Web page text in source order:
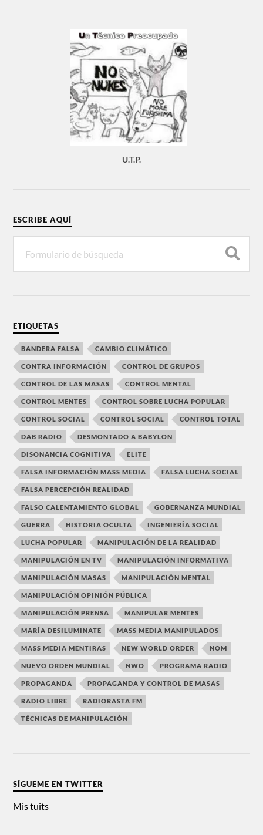
U.T.P.
ESCRIBE AQUÍ
ETIQUETAS
BANDERA FALSA CAMBIO CLIMÁTICO
CONTRA INFORMACIÓN CONTROL DE GRUPOS
CONTROL DE LAS MASAS CONTROL MENTAL
CONTROL MENTES CONTROL SOBRE LUCHA POPULAR
CONTROL SOCIAL CONTROL SOCIAL CONTROL TOTAL
DAB RADIO DESMONTADO A BABYLON
DISONANCIA COGNITIVA ELITE
FALSA INFORMACIÓN MASS MEDIA FALSA LUCHA SOCIAL
FALSA PERCEPCIÓN REALIDAD
FALSO CALENTAMIENTO GLOBAL GOBERNANZA MUNDIAL
GUERRA HISTORIA OCULTA INGENIERÍA SOCIAL
LUCHA POPULAR MANIPULACIÓN DE LA REALIDAD
MANIPULACIÓN EN TV MANIPULACIÓN INFORMATIVA
MANIPULACIÓN MASAS MANIPULACIÓN MENTAL
MANIPULACIÓN OPINIÓN PÚBLICA
MANIPULACIÓN PRENSA MANIPULAR MENTES
MARÍA DESILUMINATE MASS MEDIA MANIPULADOS
MASS MEDIA MENTIRAS NEW WORLD ORDER NOM
NUEVO ORDEN MUNDIAL NWO PROGRAMA RADIO
PROPAGANDA PROPAGANDA Y CONTROL DE MASAS
RADIO LIBRE RADIORASTA FM
TÉCNICAS DE MANIPULACIÓN
SÍGUEME EN TWITTER
Mis tuits